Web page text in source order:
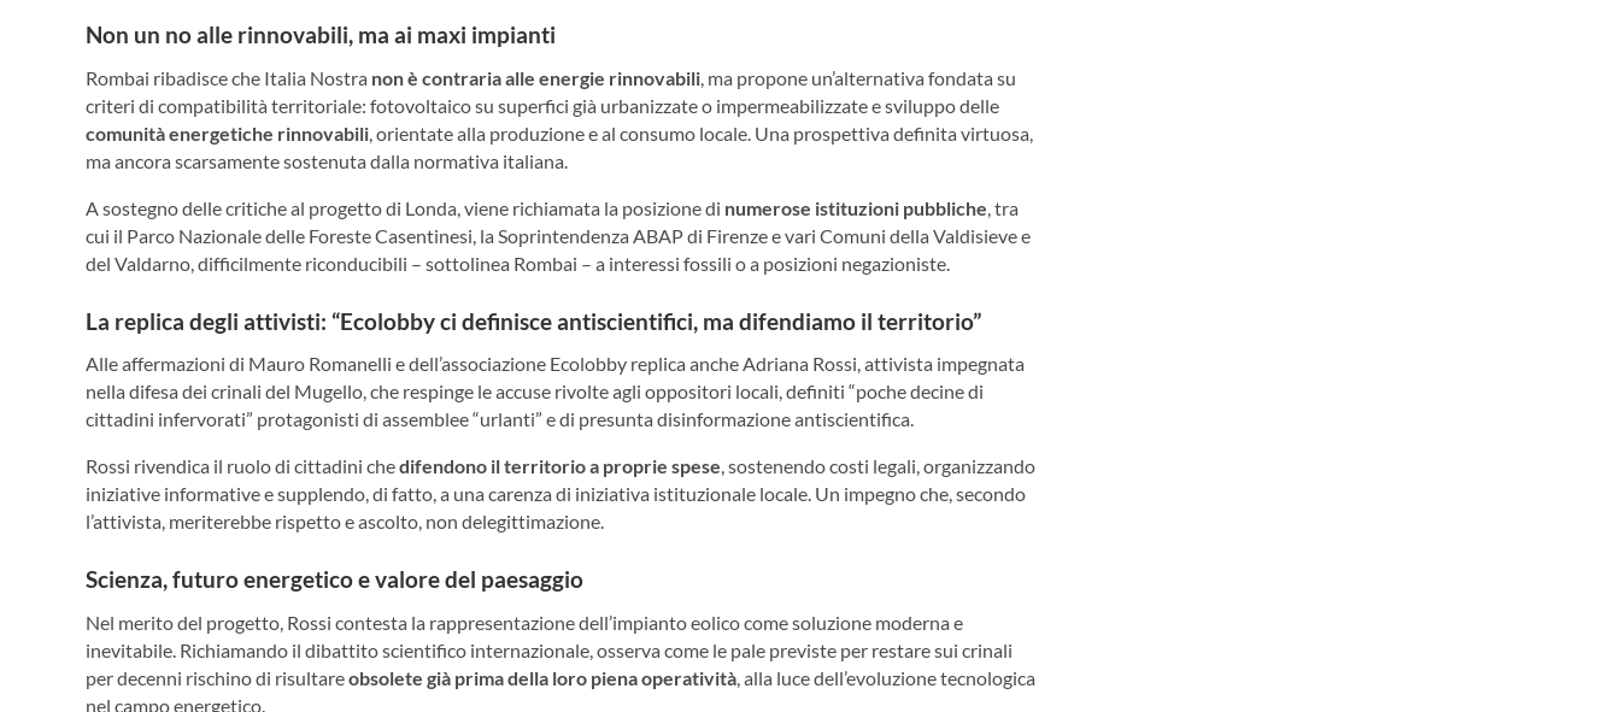
Non un no alle rinnovabili, ma ai maxi impianti
Rombai ribadisce che Italia Nostra non è contraria alle energie rinnovabili , ma propone un’alternativa fondata su
criteri di compatibilità territoriale: fotovoltaico su superfici già urbanizzate o impermeabilizzate e sviluppo delle
comunità energetiche rinnovabili , orientate alla produzione e al consumo locale. Una prospettiva definita virtuosa,
ma ancora scarsamente sostenuta dalla normativa italiana.
A sostegno delle critiche al progetto di Londa, viene richiamata la posizione di numerose istituzioni pubbliche , tra
cui il Parco Nazionale delle Foreste Casentinesi, la Soprintendenza ABAP di Firenze e vari Comuni della Valdisieve e
del Valdarno, difficilmente riconducibili – sottolinea Rombai – a interessi fossili o a posizioni negazioniste.
La replica degli attivisti: “Ecolobby ci definisce antiscientifici, ma difendiamo il territorio”
Alle affermazioni di Mauro Romanelli e dell’associazione Ecolobby replica anche Adriana Rossi, attivista impegnata
nella difesa dei crinali del Mugello, che respinge le accuse rivolte agli oppositori locali, definiti “poche decine di
cittadini infervorati” protagonisti di assemblee “urlanti” e di presunta disinformazione antiscientifica.
Rossi rivendica il ruolo di cittadini chedifendono il territorio a proprie spese, sostenendo costi legali, organizzando
iniziative informative e supplendo, di fatto, a una carenza di iniziativa istituzionale locale. Un impegno che, secondo
l’attivista, meriterebbe rispetto e ascolto, non delegittimazione.
Scienza, futuro energetico e valore del paesaggio
Nel merito del progetto, Rossi contesta la rappresentazione dell’impianto eolico come soluzione moderna e
inevitabile. Richiamando il dibattito scientifico internazionale, osserva come le pale previste per restare sui crinali
per decenni rischino di risultareobsolete già prima della loro piena operatività , alla luce dell’evoluzione tecnologica
nel campo energetico.